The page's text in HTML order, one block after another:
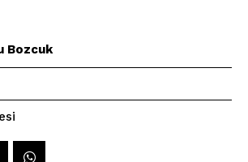
Bozcuk